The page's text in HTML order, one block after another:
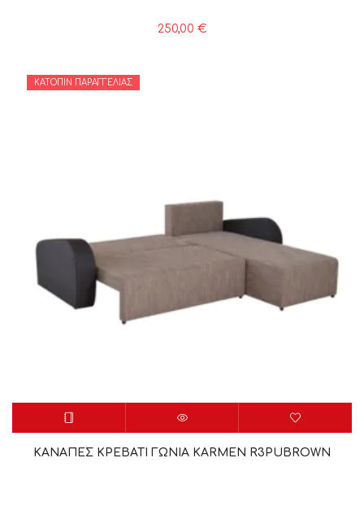
250,00 €
ΚΑΤΌΠΙΝ ΠΑΡΑΓΓΕΛΊΑΣ
ΚΑΝΑΠΕΣ ΚΡΕΒΑΤΙ ΓΩΝΙΑ KARMEN R3PUBROWN